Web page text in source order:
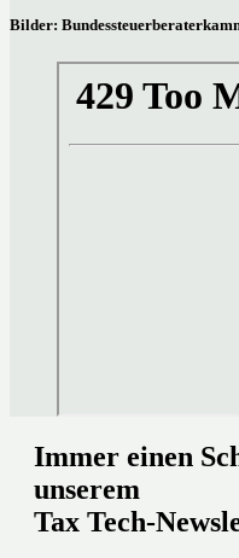
Bilder:
Immer einen
unserem
Tax Tech-